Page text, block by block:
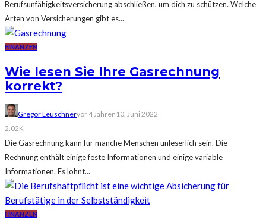
Berufsunfähigkeitsversicherung abschließen, um dich zu schützen. Welche
Arten von Versicherungen gibt es...
FINANZEN
Wie lesen Sie Ihre Gasrechnung
korrekt?
Gregor Leuschnervor 4 Jahren 10. Juni 2022
2.02K
Die Gasrechnung kann für manche Menschen unleserlich sein. Die
Rechnung enthält einige feste Informationen und einige variable
Informationen. Es lohnt...
FINANZEN